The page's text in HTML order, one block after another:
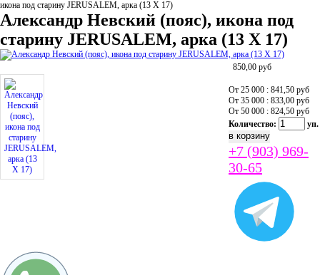
икона под старину JERUSALEM, арка (13 Х 17)
Александр Невский (пояс), икона под
старину JERUSALEM, арка (13 Х 17)
850,00 руб
От 25 000 : 841,50 руб
От 35 000 : 833,00 руб
От 50 000 : 824,50 руб
Количество:
уп.
+7 (903) 969-
30-65